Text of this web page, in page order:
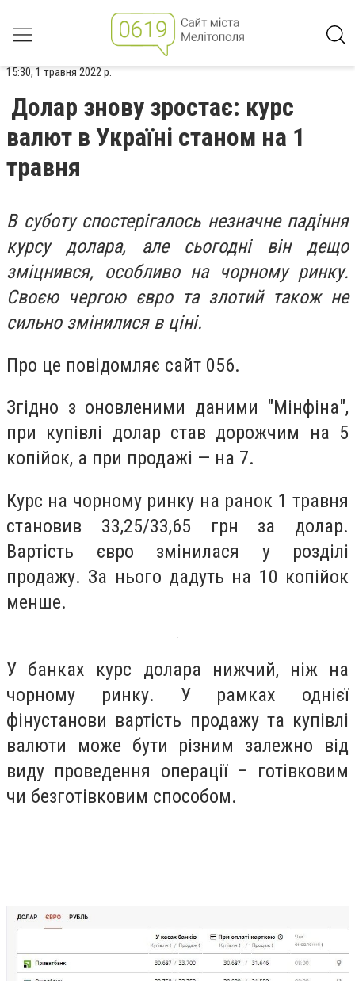
15:30, 1 травня 2022 р.
Долар знову зростає: курс
валют в Україні станом на 1
травня
В суботу спостерігалось незначне падіння
курсу долара, але сьогодні він дещо
зміцнився, особливо на чорному ринку.
Своєю чергою євро та злотий також не
сильно змінилися в ціні.
Про це повідомляє сайт 056.
Згідно з оновленими даними "Мінфіна",
при купівлі долар став дорожчим на 5
копійок, а при продажі — на 7.
Курс на чорному ринку на ранок 1 травня
становив 33,25/33,65 грн за долар.
Вартість євро змінилася у розділі
продажу. За нього дадуть на 10 копійок
менше.
У банках курс долара нижчий, ніж на
чорному ринку. У рамках однієї
фінустанови вартість продажу та купівлі
валюти може бути різним залежно від
виду проведення операції – готівковим
чи безготівковим способом.